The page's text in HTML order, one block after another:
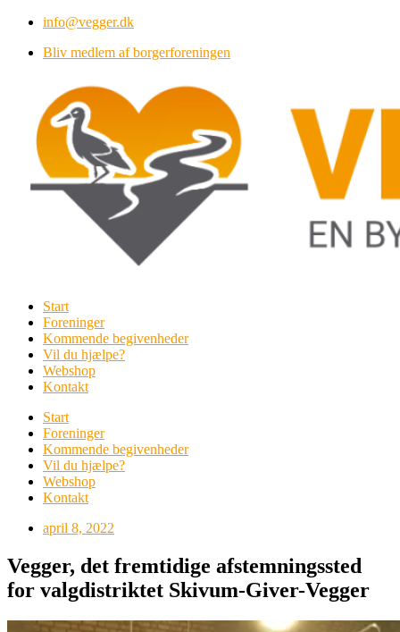
Videre
indhold
info@vegger.dk
Bliv medlem af borgerforeningen
Start
Foreninger
Kommende begivenheder
Vil du hjælpe?
Webshop
Kontakt
Start
Foreninger
Kommende begivenheder
Vil du hjælpe?
Webshop
Kontakt
april 8, 2022
Vegger, det fremtidige afstemningssted
for valgdistriktet Skivum-Giver-Vegger